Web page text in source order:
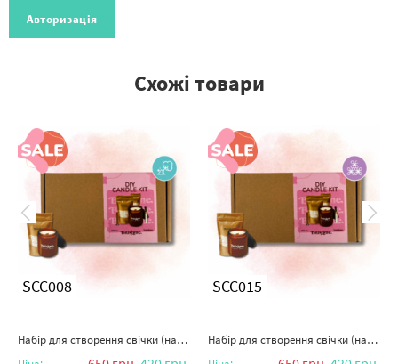
Авторизація
Схожі товари
SCC008
Набір для створення свічки (наливна), 250мл "Бавовняна пудра"
SCC015
Набір для створення свічки (наливна), 250мл "Бузковий бриз"